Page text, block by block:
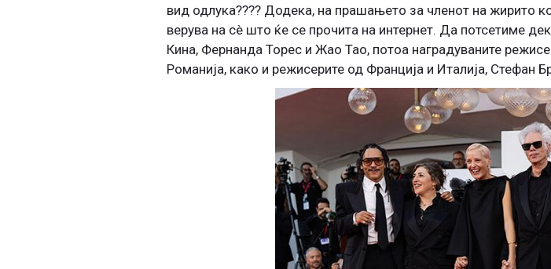
вид одлука???? Додека, на прашањето за членот на жирито
верува на сè што ќе се прочита на интернет. Да потсетиме
Кина, Фернанда Торес и Жао Тао, потоа наградуваните
Романија, како и режисерите од Франција и Италија, Стефан